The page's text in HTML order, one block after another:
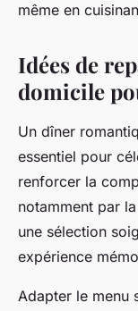
même en
Idées de
domicile
Un dîner
essentiel pour
renforcer la
notamment par
une sélection
expérience
Adapter le menu